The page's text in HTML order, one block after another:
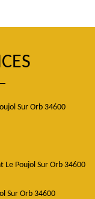
Sur Orb 34600
Poujol Sur Orb 34600
Sur Orb 34600